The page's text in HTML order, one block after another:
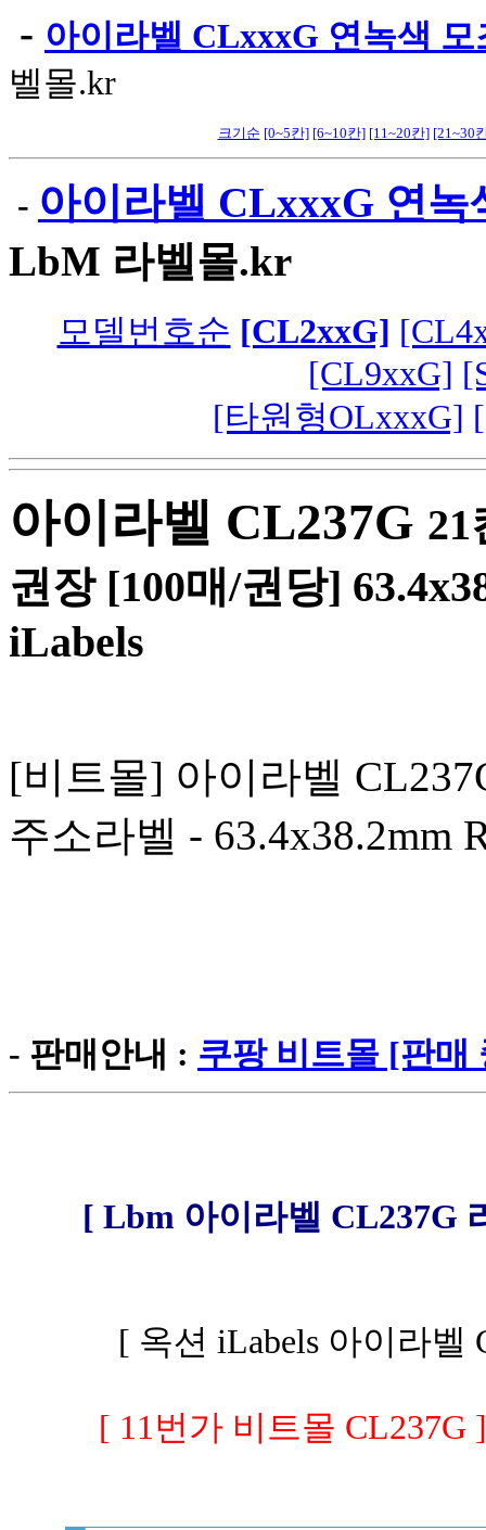
- 아이라벨 CLxxxG 연녹색
벨몰.kr
크기순 [0~5칸] [6~10칸] [11~20칸] [21~30
- 아이라벨 CLxxxG 연녹
LbM 라벨몰.kr
모델번호순 [CL2xxG]
[CL9xxG]
[타원형OLxxxG]
아이라벨 CL237G 21
권장 [100매/권당]
iLabels
[비트몰] 아이라벨
주소라벨 - 63.4x38.2mm
- 판매안내 : 쿠팡 비트몰 [판
[ Lbm 아이라벨 CL237G
[ 옥션 iLabels 아이라벨
[ 11번가 비트몰 CL237G ]